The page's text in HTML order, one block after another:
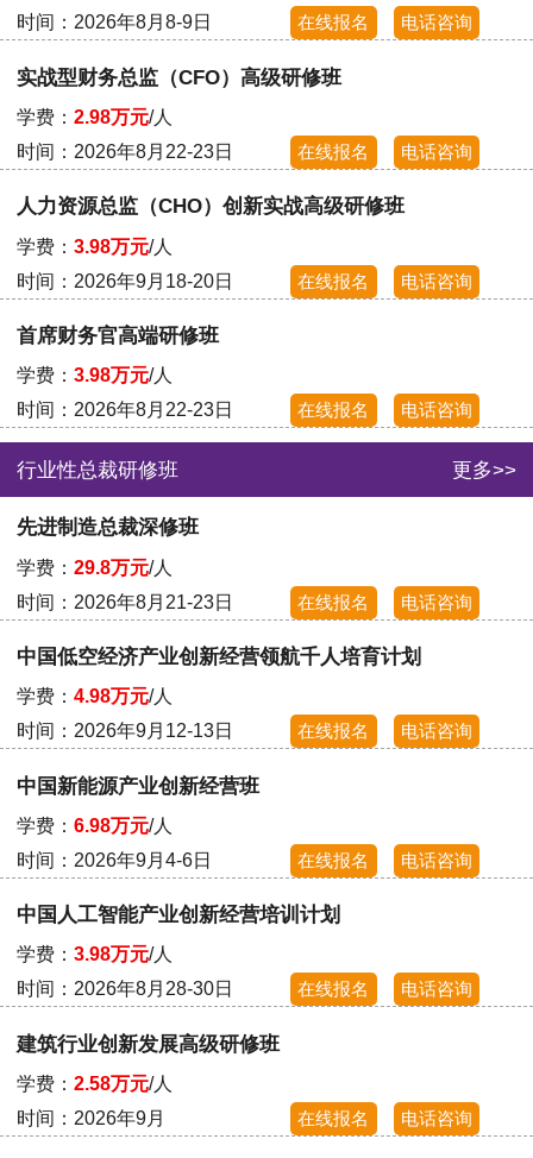
时间：2026年8月8-9日
在线报名 电话咨询
实战型财务总监（CFO）高级研修班
学费：2.98万元/人
时间：2026年8月22-23日
在线报名 电话咨询
人力资源总监（CHO）创新实战高级研修班
学费：3.98万元/人
时间：2026年9月18-20日
在线报名 电话咨询
首席财务官高端研修班
学费：3.98万元/人
时间：2026年8月22-23日
在线报名 电话咨询
行业性总裁研修班 更多>>
先进制造总裁深修班
学费：29.8万元/人
时间：2026年8月21-23日
在线报名 电话咨询
中国低空经济产业创新经营领航千人培育计划
学费：4.98万元/人
时间：2026年9月12-13日
在线报名 电话咨询
中国新能源产业创新经营班
学费：6.98万元/人
时间：2026年9月4-6日
在线报名 电话咨询
中国人工智能产业创新经营培训计划
学费：3.98万元/人
时间：2026年8月28-30日
在线报名 电话咨询
建筑行业创新发展高级研修班
学费：2.58万元/人
时间：2026年9月
在线报名 电话咨询